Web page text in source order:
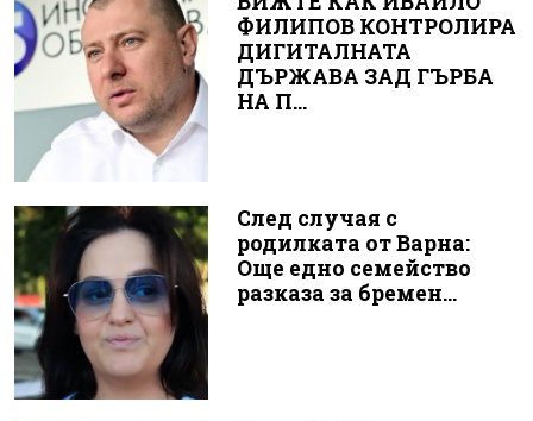
ФИЛИПОВ КОНТРОЛИРА
ДИГИТАЛНАТА
ДЪРЖАВА ЗАД ГЪРБА
НА П...
След случая с
родилката от Варна:
Още едно семейство
разказа за бремен...